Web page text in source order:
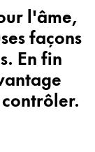
l'âme,
façons
En fin